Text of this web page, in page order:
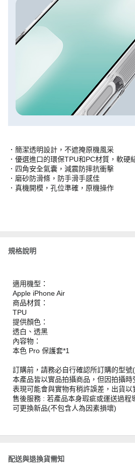
．簡潔透明設計，不遮掩原機風采
．優選進口的環保TPU和PC材質，軟硬
．四角安全氣囊，減震防摔抗衝擊
．磨砂防滑條，防手滑手感佳
．真機開模，孔位準確，原機操作
規格說明
適用機型：
Apple iPhone Air
商品材質：
TPU
提供顏色：
透白、透黑
內容物：
本色 Pro 保護套*1
訂購前，請務必自行確認所訂購的型
本產品皆以實品拍攝商品，但因拍攝
表現可能會與實物有稍許誤差，出貨以
售後服務 : 若產品本身瑕疵或運送過程
可更換新品(不包含人為因素損壞)
配送與退換貨需知